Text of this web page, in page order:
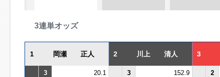
3連単オッズ
1 岡瀬 正人 2 川上 清人 3
3 20.1 3 152.9
2